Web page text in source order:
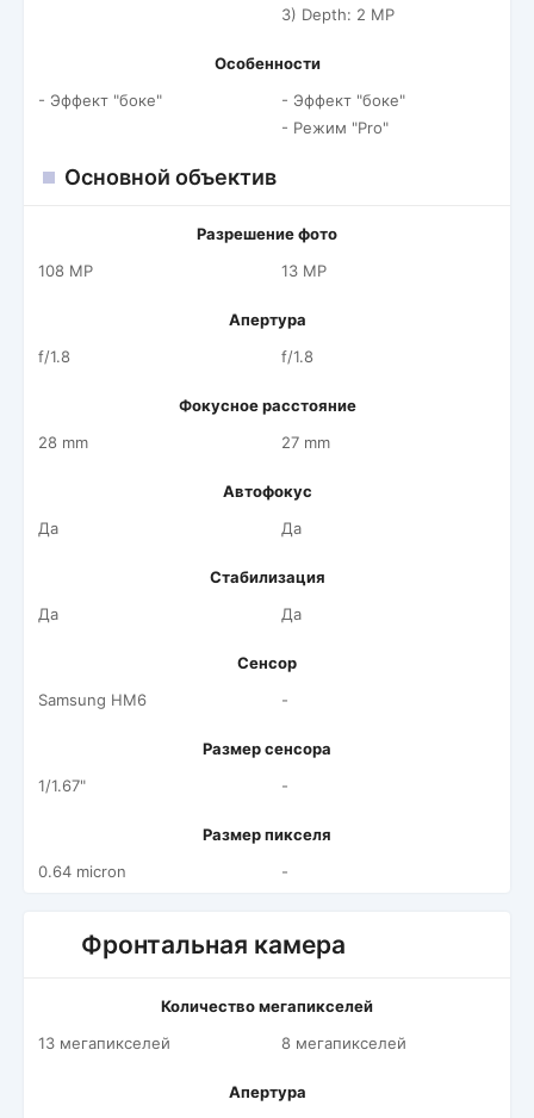
3) Depth: 2 MP
Особенности
- Эффект "боке"
- Эффект "боке"
- Режим "Pro"
Основной объектив
Разрешение фото
108 MP
13 MP
Апертура
f/1.8
f/1.8
Фокусное расстояние
28 mm
27 mm
Автофокус
Да
Да
Стабилизация
Да
Да
Сенсор
Samsung HM6
-
Размер сенсора
1/1.67"
-
Размер пикселя
0.64 micron
-
Фронтальная камера
Количество мегапикселей
13 мегапикселей
8 мегапикселей
Апертура